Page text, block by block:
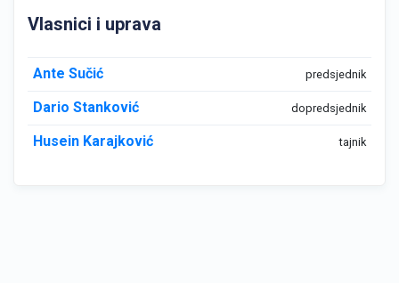
Vlasnici i uprava
Ante Sučić predsjednik
Dario Stanković dopredsjednik
Husein Karajković tajnik